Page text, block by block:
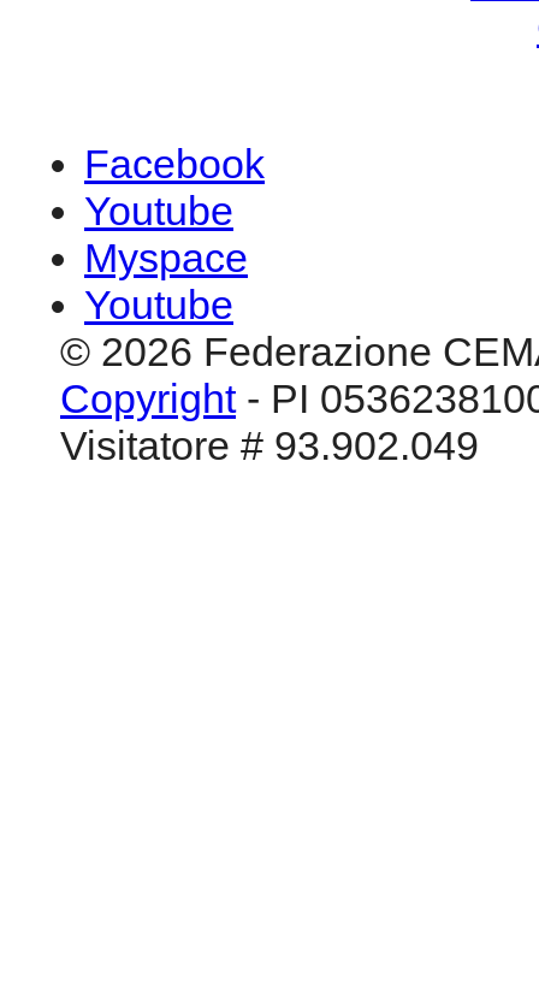
Facebook
Youtube
Myspace
Youtube
© 2026 Federazione
Copyright- PI
Visitatore # 93.902.049